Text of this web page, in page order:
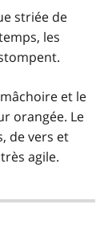
striée de
les
et le
orangée. Le
de vers et
agile.